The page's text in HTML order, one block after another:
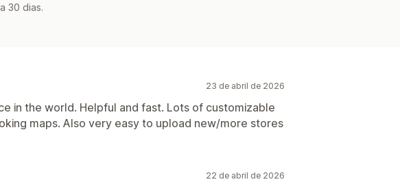
30 dias.
23 de abril de 2026
in the world. Helpful and fast. Lots of customizable
maps. Also very easy to upload new/more stores
22 de abril de 2026